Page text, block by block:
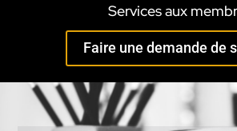
Services aux
Faire une demande de